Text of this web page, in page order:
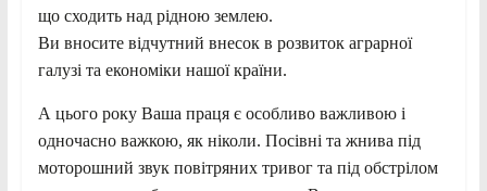
що сходить над рідною землею.
Ви вносите відчутний внесок в розвиток аграрної
галузі та економіки нашої країни.
А цього року Ваша праця є особливо важливою і
одночасно важкою, як ніколи. Посівні та жнива під
моторошний звук повітряних тривог та під обстрілом